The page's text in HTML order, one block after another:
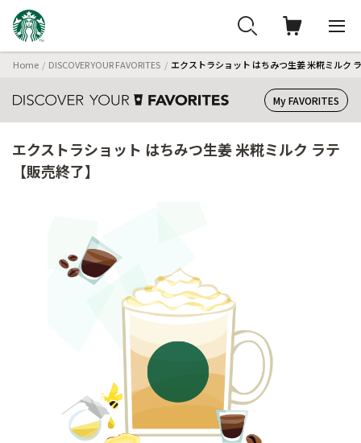
Home DISCOVER YOUR FAVORITES エクストラショット はちみつ生姜 米糀ミルク
My FAVORITES
エクストラショット はちみつ生姜 米糀ミルク ラテ
【販売終了】